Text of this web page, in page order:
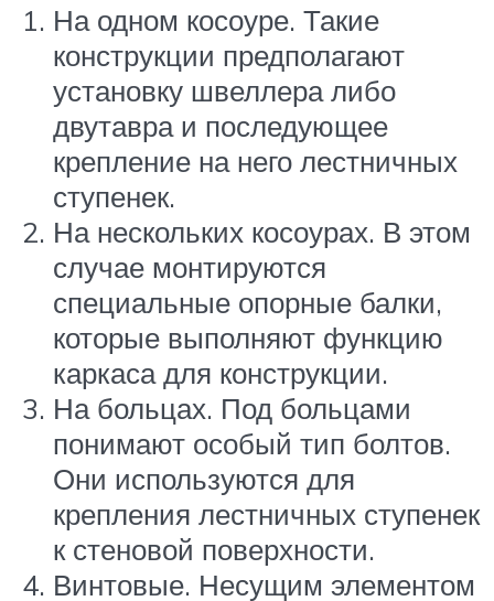
На одном косоуре. Такие
конструкции предполагают
установку швеллера либо
двутавра и последующее
крепление на него лестничных
ступенек.
На нескольких косоурах. В этом
случае монтируются
специальные опорные балки,
которые выполняют функцию
каркаса для конструкции.
На больцах. Под больцами
понимают особый тип болтов.
Они используются для
крепления лестничных ступенек
к стеновой поверхности.
Винтовые. Несущим элементом